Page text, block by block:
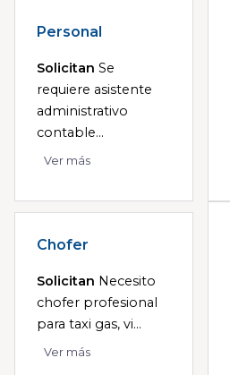
Personal
Solicitan Se
requiere asistente
administrativo
contable...
Ver más
Chofer
Solicitan Necesito
chofer profesional
para taxi gas, vi...
Ver más